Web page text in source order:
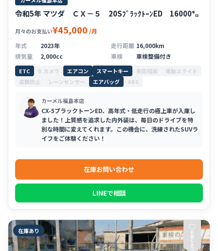
令和5年 マツダ ＣＸ－５ 20SﾌﾞﾗｯｸﾄｰﾝED 16000㌔
月々のお支払い¥45,000 /月
年式
2023年 走行距離 16,000km
排気量
2,000cc 車検 車検整備付き
ETC B.カメラ エアコン スマートキー 衝突軽減
電動スライド
盗難防止
レーンセンサー エアバッグ ABS
カーメル福島本店
CX-5ブラックトーンED、高年式・低走行の極上車が入庫し
ました！上質感を追求した内外装は、毎日のドライブを特
別な時間に変えてくれます。この機会に、洗練されたSUVラ
イフをご体験ください！
在庫お問い合わせ
LINEで相談
在庫あり ♡
お
気
に
入
り